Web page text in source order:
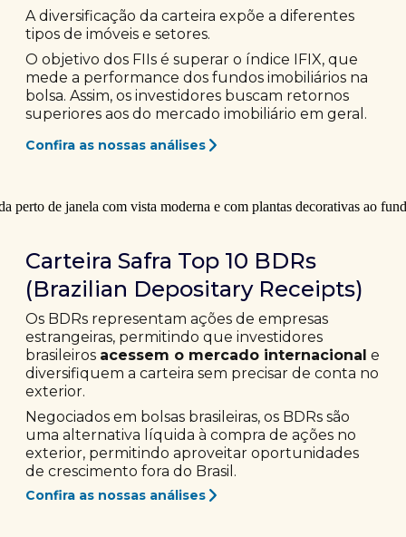
A diversificação da carteira expõe a diferentes
tipos de imóveis e setores.
O objetivo dos FIIs é superar o índice IFIX, que
mede a performance dos fundos imobiliários na
bolsa. Assim, os investidores buscam retornos
superiores aos do mercado imobiliário em geral.
Confira as nossas análises
Carteira Safra Top 10 BDRs
(Brazilian Depositary Receipts)
Os BDRs representam ações de empresas
estrangeiras, permitindo que investidores
brasileiros acessem o mercado internacional e
diversifiquem a carteira sem precisar de conta no
exterior.
Negociados em bolsas brasileiras, os BDRs são
uma alternativa líquida à compra de ações no
exterior, permitindo aproveitar oportunidades
de crescimento fora do Brasil.
Confira as nossas análises